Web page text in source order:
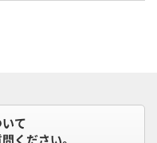
て
ください。